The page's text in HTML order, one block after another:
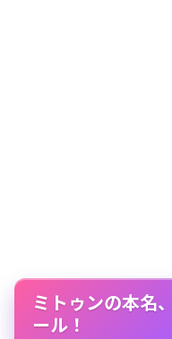
ミトゥンの本名
ール！